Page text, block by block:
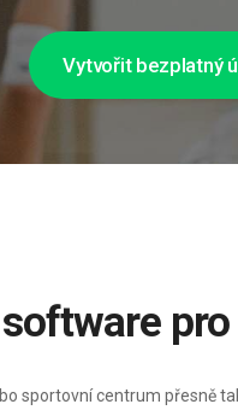
Vytvořit bezplatný
software
sportovní centrum přesně